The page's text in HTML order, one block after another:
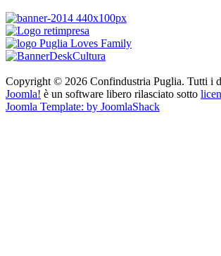
Copyright © 2026 Confindustria Puglia. Tutti i
Joomla! è un software libero rilasciato sotto
Joomla Template: by JoomlaShack